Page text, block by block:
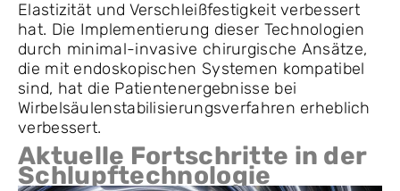
Elastizität und Verschleißfestigkeit verbessert
hat. Die Implementierung dieser Technologien
durch minimal-invasive chirurgische Ansätze,
die mit endoskopischen Systemen kompatibel
sind, hat die Patientenergebnisse bei
Wirbelsäulenstabilisierungsverfahren erheblich
verbessert.
Aktuelle Fortschritte in der
Schlupftechnologie